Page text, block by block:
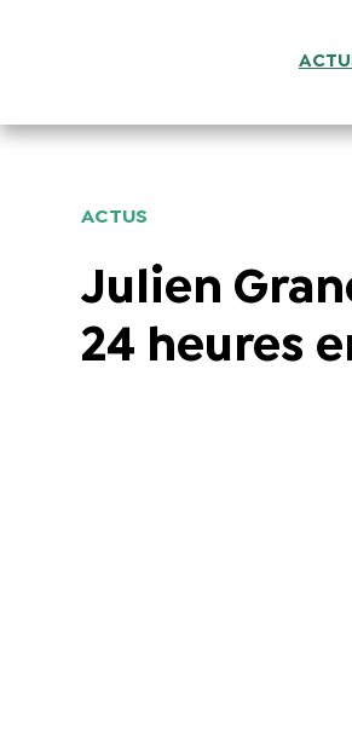
ACTUS
Julien
24 heures